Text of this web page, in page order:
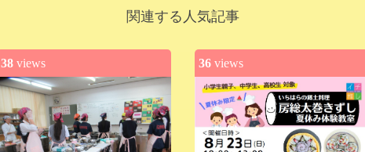
関連する人気記事
38 views 36 views